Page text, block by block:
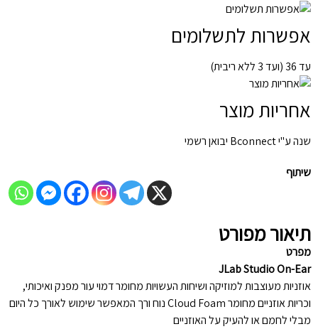
אפשרות לתשלומים
עד 36 (ועד 3 ללא ריבית)
אחריות מוצר
שנה ע"י Bconnect יבואן רשמי
שיתוף
תיאור מפורט
מפרט
JLab Studio On-Ear
אוזניות מעוצבות למוזיקה ושיחות העשויות מחומר דמוי עור מפנק ואיכותי,
וכריות אוזניים מחומר Cloud Foam נוח ורך המאפשר שימוש לאורך כל היום
מבלי לחמם או להעיק על האוזניים